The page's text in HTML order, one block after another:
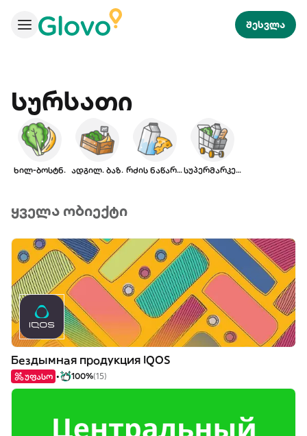
შესვლა
Სურსათი
ხილ-ბოსტნ. ადგილ. ბაზ. რძის ნაწარმი სუპერმარკეტი
ყველა ობიექტი
Бездымная продукция IQOS
უფასო 100%(15)